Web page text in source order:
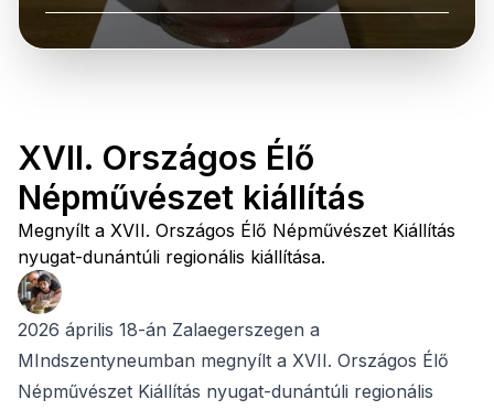
XVII. Országos Élő
Népművészet kiállítás
Megnyílt a XVII. Országos Élő Népművészet Kiállítás
nyugat-dunántúli regionális kiállítása.
2026 április 18-án Zalaegerszegen a
MIndszentyneumban megnyílt a XVII. Országos Élő
Népművészet Kiállítás nyugat-dunántúli regionális